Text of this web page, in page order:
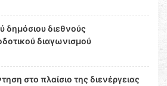
δημόσιου διεθνούς
διαγωνισμού
στο πλαίσιο της διενέργειας